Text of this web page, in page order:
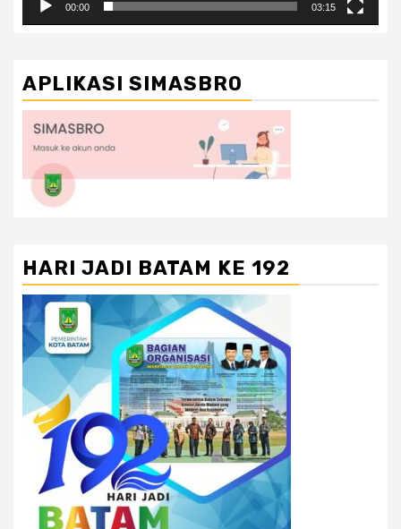
00:00 03:15
APLIKASI SIMASBRO
HARI JADI BATAM KE 192